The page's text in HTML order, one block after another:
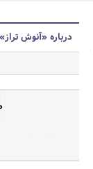
درباره «آنوش تراز»